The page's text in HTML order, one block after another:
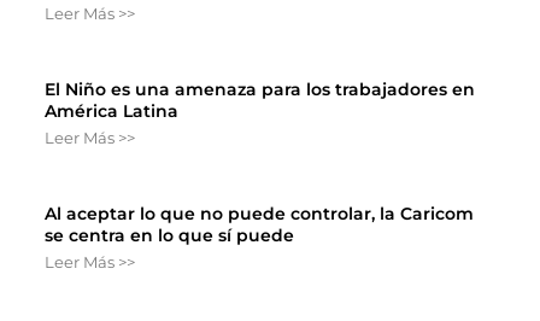
Leer Más >>
El Niño es una amenaza para los trabajadores en
América Latina
Leer Más >>
Al aceptar lo que no puede controlar, la Caricom
se centra en lo que sí puede
Leer Más >>